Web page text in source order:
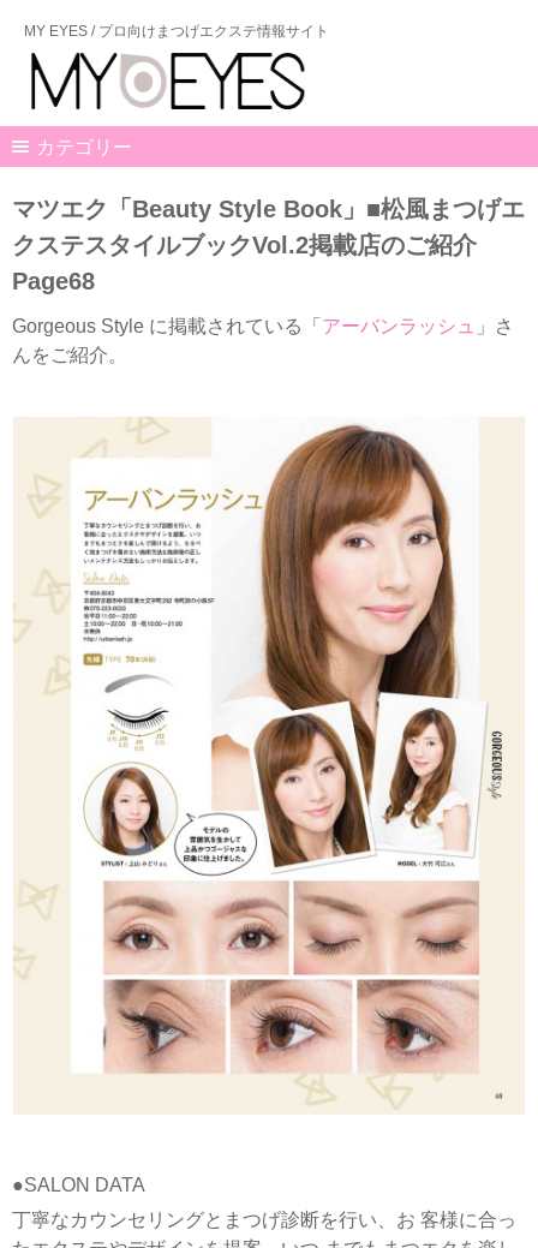
MY EYES / プロ向けまつげエクステ情報サイト
カテゴリー
マツエク「Beauty Style Book」■松風まつげエ
クステスタイルブックVol.2掲載店のご紹介
Page68
Gorgeous Style に掲載されている「アーバンラッシュ
」さ
んをご紹介。
●SALON DATA
丁寧なカウンセリングとまつげ診断を行い、お 客様に合っ